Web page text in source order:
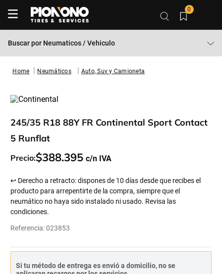
0
Buscar por Neumaticos / Vehiculo
Neumáticos Auto, Suv y Camioneta
245/35 R18 88Y FR Continental Sport Contact
5 Runflat
Precio:$388.395
↩ Derecho a retracto: dispones de 10 días desde que recibes el
producto para arrepentirte de la compra, siempre que el
neumático no haya sido instalado ni usado. Revisa las
condiciones.
Referencia:023853
Si tu método de entrega es envió a domicilio, no se